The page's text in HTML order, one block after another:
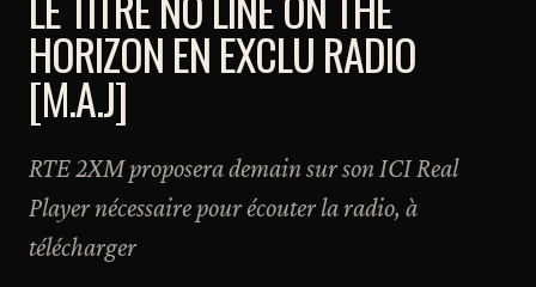
HORIZON EN EXCLU RADIO
[M.A.J]
RTE 2XM proposera demain sur son ICI Real
Player nécessaire pour écouter la radio, à
télécharger